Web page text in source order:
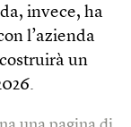
invece, ha
l’azienda
un